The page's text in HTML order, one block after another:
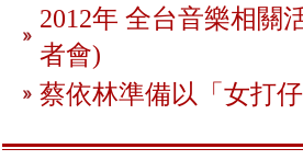
2012年 全台音樂相關
者會)
蔡依林準備以「女打